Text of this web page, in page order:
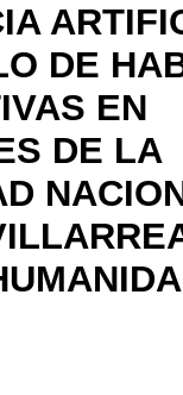
DE
EN
DE LA